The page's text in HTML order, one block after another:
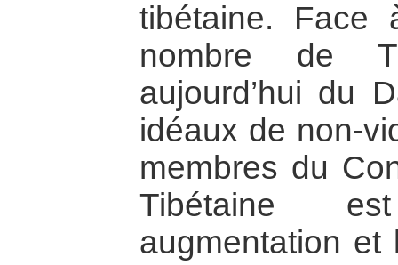
tibétaine. Face
nombre de
aujourd’hui du
idéaux de non-
membres du
Tibétaine
augmentation